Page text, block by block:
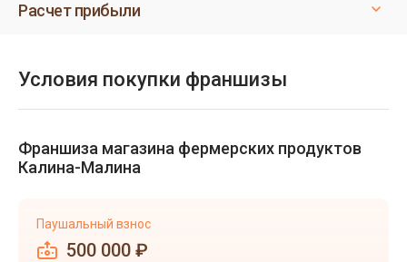
Расчет прибыли
Условия покупки франшизы
Франшиза магазина фермерских продуктов
Калина-Малина
Паушальный взнос
500 000 ₽